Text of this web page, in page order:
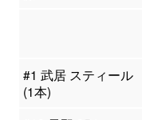
#1 武居 スティール
(1本)